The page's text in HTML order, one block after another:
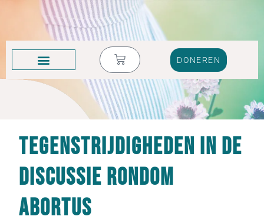
DONEREN
Tegenstrijdigheden in de
discussie rondom
abortus